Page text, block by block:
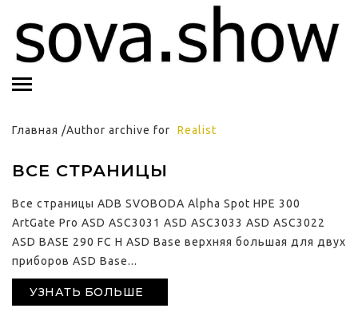
Главная /Author archive for Realist
ВСЕ СТРАНИЦЫ
Все страницы ADB SVOBODA Alpha Spot HPE 300
ArtGate Pro ASD ASC3031 ASD ASC3033 ASD ASС3022
ASD BASE 290 FC H ASD Base верхняя большая для двух
приборов ASD Base...
УЗНАТЬ БОЛЬШЕ